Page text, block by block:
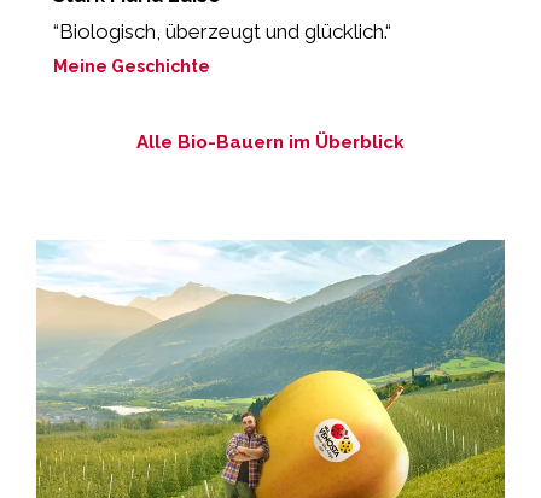
“Biologisch, überzeugt und glücklich.“
Meine Geschichte
Alle Bio-Bauern im Überblick